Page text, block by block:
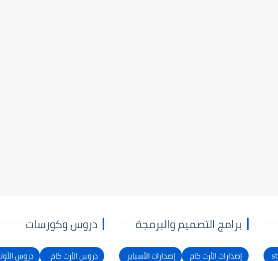
برامج التصميم والبرمجة
إصدارات الأرت كام إصدارات الأسباير
دروس وكورسات
دروس الأرت كام دروس